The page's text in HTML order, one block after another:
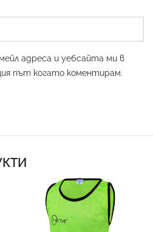
адреса и уебсайта ми в
път когато коментирам.